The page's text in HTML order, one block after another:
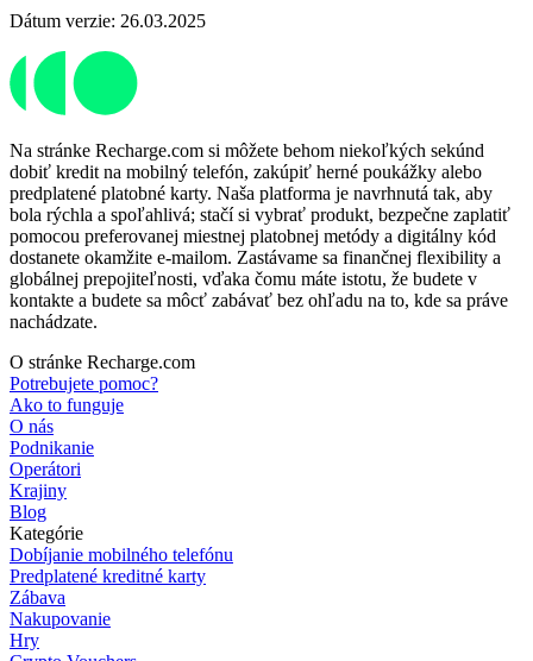
Dátum verzie: 26.03.2025
Na stránke Recharge.com si môžete behom niekoľkých sekúnd
dobiť kredit na mobilný telefón, zakúpiť herné poukážky alebo
predplatené platobné karty. Naša platforma je navrhnutá tak, aby
bola rýchla a spoľahlivá; stačí si vybrať produkt, bezpečne zaplatiť
pomocou preferovanej miestnej platobnej metódy a digitálny kód
dostanete okamžite e-mailom. Zastávame sa finančnej flexibility a
globálnej prepojiteľnosti, vďaka čomu máte istotu, že budete v
kontakte a budete sa môcť zabávať bez ohľadu na to, kde sa práve
nachádzate.
O stránke Recharge.com
Potrebujete pomoc?
Ako to funguje
O nás
Podnikanie
Operátori
Krajiny
Blog
Kategórie
Dobíjanie mobilného telefónu
Predplatené kreditné karty
Zábava
Nakupovanie
Hry